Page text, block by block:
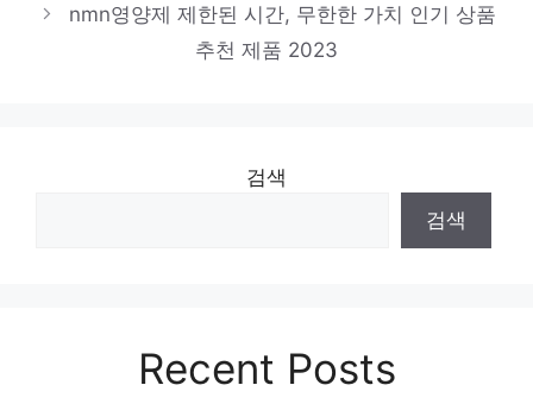
nmn영양제 제한된 시간, 무한한 가치 인기 상품
추천 제품 2023
검색
검색
Recent Posts